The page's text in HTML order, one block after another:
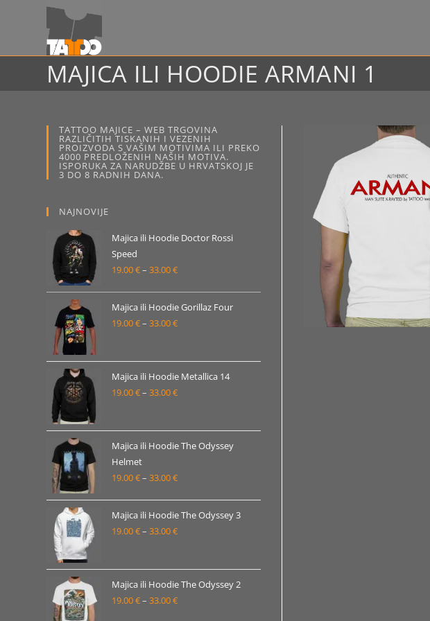
MAJICA ILI HOODIE ARMANI 1
TATTOO MAJICE – WEB TRGOVINA
RAZLIČITIH TISKANIH I VEZENIH
PROIZVODA S VAŠIM MOTIVIMA ILI PREKO
4000 PREDLOŽENIH NAŠIH MOTIVA.
ISPORUKA ZA NARUDŽBE U HRVATSKOJ JE
3 DO 8 RADNIH DANA.
NAJNOVIJE
Majica ili Hoodie Doctor Rossi
Speed
19.00€– 33.00€Raspon
od
19.00 €
Majica ili Hoodie Gorillaz Four
19.00€– 33.00€Raspon
od
19.00 €
do
Majica ili Hoodie Metallica 14
19.00€– 33.00€Raspon
od
19.00 €
33.00 €
Majica ili Hoodie The Odyssey
Helmet
19.00€– 33.00€Raspon
od
19.00 €
Majica ili Hoodie The Odyssey 3
19.00€– 33.00€Raspon
od
19.00 €
do
Majica ili Hoodie The Odyssey 2
19.00€– 33.00€Raspon